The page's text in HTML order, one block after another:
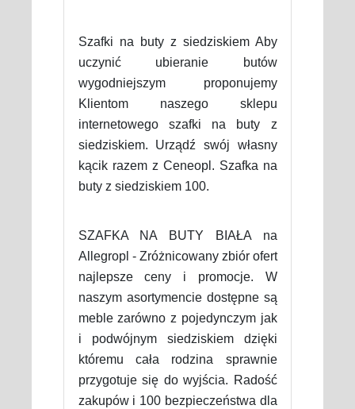
Szafki na buty z siedziskiem Aby
uczynić ubieranie butów
wygodniejszym proponujemy
Klientom naszego sklepu
internetowego szafki na buty z
siedziskiem. Urządź swój własny
kącik razem z Ceneopl. Szafka na
buty z siedziskiem 100.
SZAFKA NA BUTY BIAŁA na
Allegropl - Zróżnicowany zbiór ofert
najlepsze ceny i promocje. W
naszym asortymencie dostępne są
meble zarówno z pojedynczym jak
i podwójnym siedziskiem dzięki
któremu cała rodzina sprawnie
przygotuje się do wyjścia. Radość
zakupów i 100 bezpieczeństwa dla